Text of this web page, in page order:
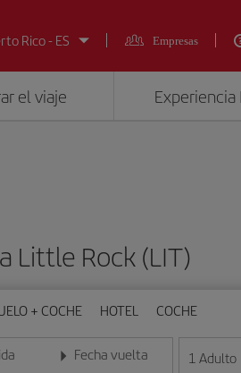
Rico - ES
Empresas
el viaje Experiencia
Little Rock (LIT)
+ COCHE HOTEL COCHE
fecha en formato día/mes/año
Fecha vuelta
Introduce la fecha en formato día/
1 Adulto